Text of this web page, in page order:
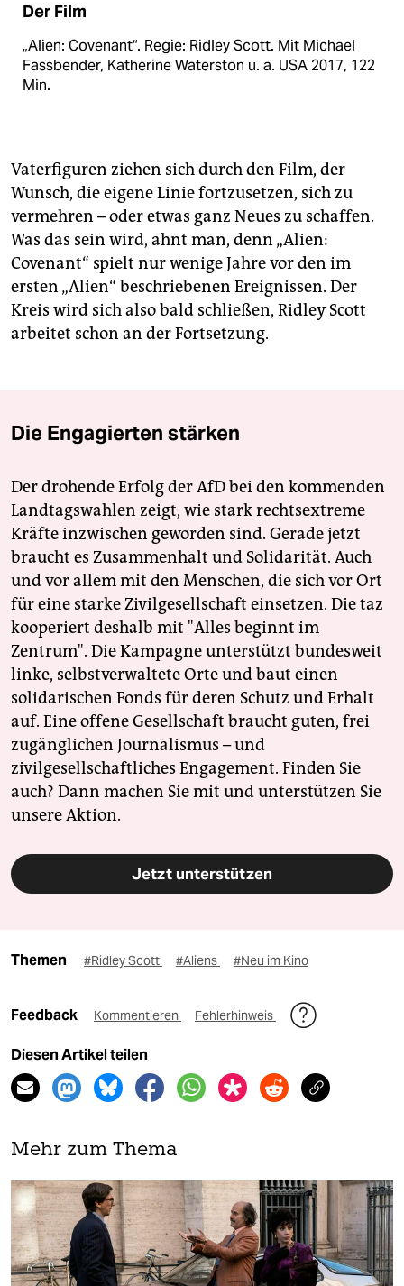
Der Film
„Alien: Covenant“. Regie: ­Ridley Scott. Mit Michael
Fassbender, Katherine Waterston u. a. USA 2017, 122
Min.
Vaterfiguren ziehen sich durch den Film, der
Wunsch, die eigene Linie fortzusetzen, sich zu
vermehren – oder etwas ganz Neues zu schaffen.
Was das sein wird, ahnt man, denn „Alien:
Covenant“ spielt nur wenige Jahre vor den im
ersten „Alien“ beschriebenen Ereignissen. Der
Kreis wird sich also bald schließen, Ridley Scott
arbeitet schon an der Fortsetzung.
Die Engagierten stärken
Der drohende Erfolg der AfD bei den kommenden
Landtagswahlen zeigt, wie stark rechtsextreme
Kräfte inzwischen geworden sind. Gerade jetzt
braucht es Zusammenhalt und Solidarität. Auch
und vor allem mit den Menschen, die sich vor Ort
für eine starke Zivilgesellschaft einsetzen. Die taz
kooperiert deshalb mit "Alles beginnt im
Zentrum". Die Kampagne unterstützt bundesweit
linke, selbstverwaltete Orte und baut einen
solidarischen Fonds für deren Schutz und Erhalt
auf. Eine offene Gesellschaft braucht guten, frei
zugänglichen Journalismus – und
zivilgesellschaftliches Engagement. Finden Sie
auch? Dann machen Sie mit und unterstützen Sie
unsere Aktion.
Jetzt unterstützen
Themen #Ridley Scott #Aliens #Neu im Kino
Feedback Kommentieren Fehlerhinweis
Diesen Artikel teilen
Mehr zum Thema